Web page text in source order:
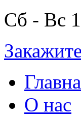
Сб - Вс
О нас